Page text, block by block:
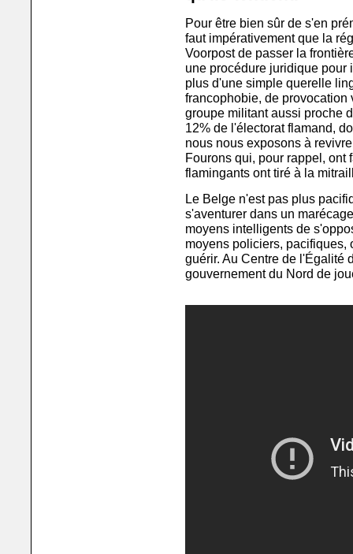
Pour être bien sûr de s'en
faut impérativement que la
Voorpost de passer la
une procédure juridique
plus d'une simple querelle
francophobie, de
groupe militant aussi proche
12% de l'électorat flamand,
nous nous exposons à
Fourons qui, pour rappel, ont
flamingants ont tiré à la
Le Belge n'est pas plus
s'aventurer dans un
moyens intelligents de
moyens policiers, pacifiques,
guérir. Au Centre de l'Égalité
gouvernement du Nord de